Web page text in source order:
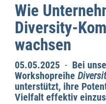
Wie
Diversity-
wachsen
05.05.2025 - Bei
Workshopreihe
unterstützt, ihre
Vielfalt effektiv